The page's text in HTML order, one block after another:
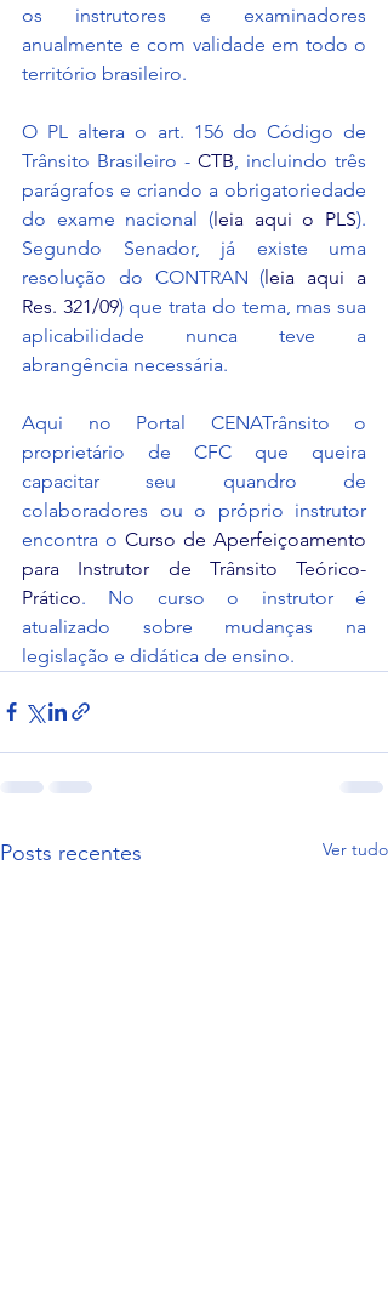
os instrutores e examinadores
anualmente e com validade em todo o
território brasileiro.
O PL altera o art. 156 do Código de
Trânsito Brasileiro - CTB, incluindo três
parágrafos e criando a obrigatoriedade
do exame nacional (leia aqui o PLS).
Segundo Senador, já existe uma
resolução do CONTRAN (leia aqui a
Res. 321/09) que trata do tema, mas sua
aplicabilidade nunca teve a
abrangência necessária.
Aqui no Portal CENATrânsito o
proprietário de CFC que queira
capacitar seu quandro de
colaboradores ou o próprio instrutor
encontra o Curso de Aperfeiçoamento
para Instrutor de Trânsito Teórico-
Prático. No curso o instrutor é
atualizado sobre mudanças na
legislação e didática de ensino.
Posts recentes Ver tudo